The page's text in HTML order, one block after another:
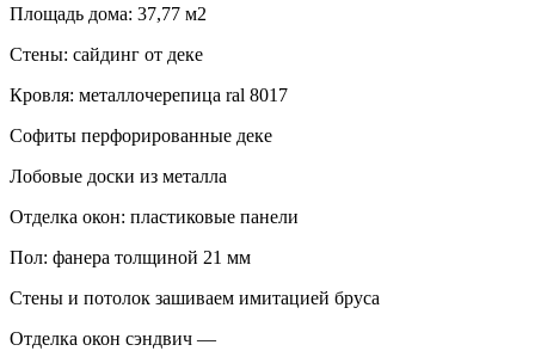
Площадь дома: 37,77 м2
Стены: сайдинг от деке
Кровля: металлочерепица ral 8017
Софиты перфорированные деке
Лобовые доски из металла
Отделка окон: пластиковые панели
Пол: фанера толщиной 21 мм
Стены и потолок зашиваем имитацией бруса
Отделка окон сэндвич —